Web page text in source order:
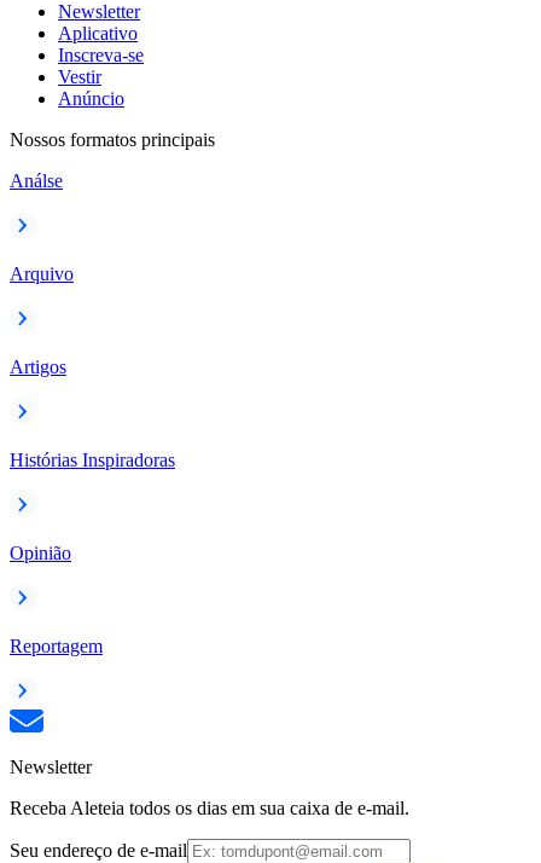
Newsletter
Aplicativo
Inscreva-se
Vestir
Anúncio
Nossos formatos principais
Análse
Arquivo
Artigos
Histórias Inspiradoras
Opinião
Reportagem
Newsletter
Receba Aleteia todos os dias em sua caixa de e-mail.
Seu endereço de e-mail